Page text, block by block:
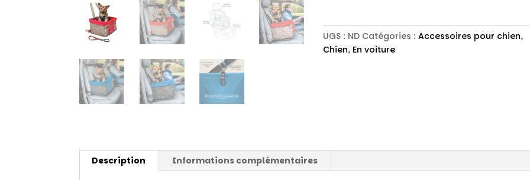
UGS : ND Catégories :Accessoires pour chien,
Chien, En voiture
Description Informations complémentaires